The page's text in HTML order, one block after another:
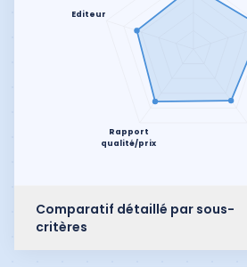
Rapport
qualité/prix
Editeur
Comparatif détaillé par sous-
critères